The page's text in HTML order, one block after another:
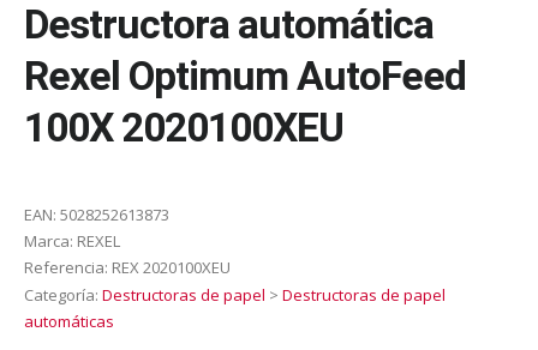
Destructora automática
Rexel Optimum AutoFeed
100X 2020100XEU
EAN: 5028252613873
Marca: REXEL
Referencia: REX 2020100XEU
Categoría: Destructoras de papel > Destructoras de papel
automáticas